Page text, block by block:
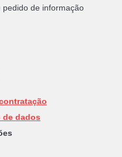
de informação
de dados